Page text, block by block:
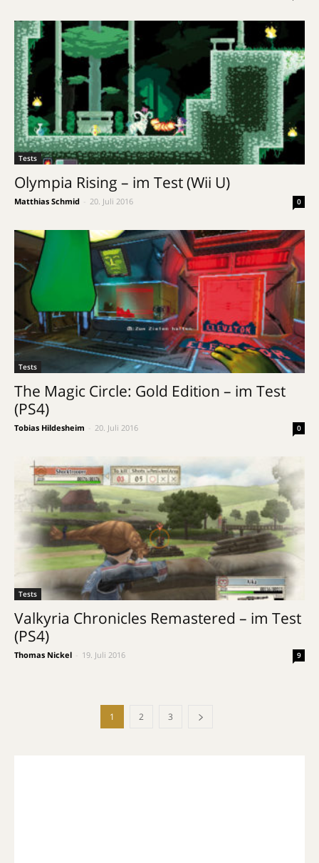
Tests
Olympia Rising – im Test (Wii U)
Matthias Schmid 20. Juli 2016 0
Tests
The Magic Circle: Gold Edition – im Test
(PS4)
Tobias Hildesheim 20. Juli 2016 0
Tests
Valkyria Chronicles Remastered – im Test
(PS4)
Thomas Nickel 19. Juli 2016 9
1 2 3